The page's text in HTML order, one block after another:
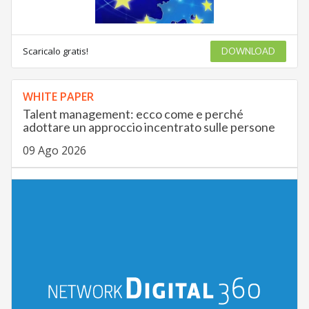
Scaricalo gratis! DOWNLOAD
WHITE PAPER
Talent management: ecco come e perché
adottare un approccio incentrato sulle persone
09 Ago 2026